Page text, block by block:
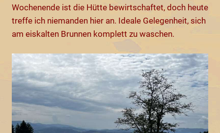
Wochenende ist die Hütte bewirtschaftet, doch heute
treffe ich niemanden hier an. Ideale Gelegenheit, sich
am eiskalten Brunnen komplett zu waschen.